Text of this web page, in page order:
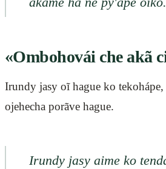
«Ombohovái che akã
Irundy jasy oĩ hague ko tekohápe,
ojehecha porãve hague.
Irundy jasy aime ko